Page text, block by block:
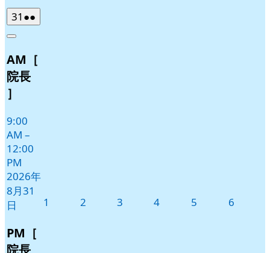
31 2026
年
月
31
日
●●
件
イ
Close
AM［
院長
］
9:00
AM –
12:00
PM
2026年
8月31
日
PM［
院長
1 2 3 42026
5 6